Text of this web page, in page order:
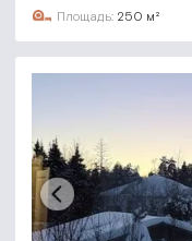
Площадь: 250 м²